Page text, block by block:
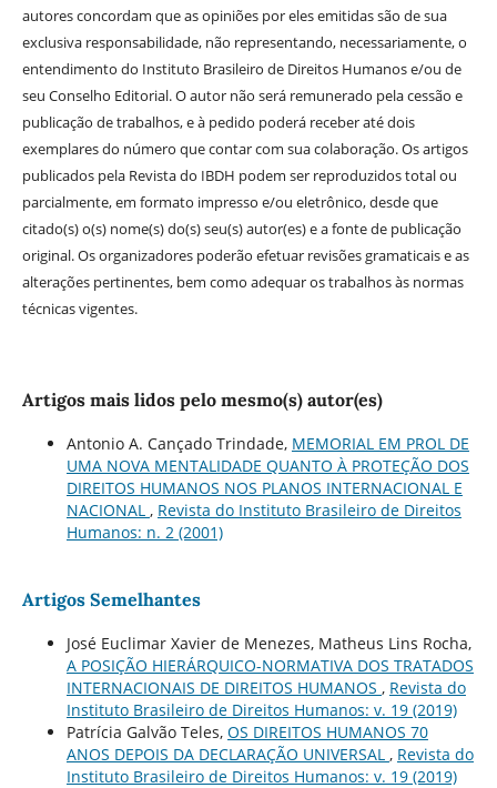
autores concordam que as opiniões por eles emitidas são de sua
exclusiva responsabilidade, não representando, necessariamente, o
entendimento do Instituto Brasileiro de Direitos Humanos e/ou de
seu Conselho Editorial. O autor não será remunerado pela cessão e
publicação de trabalhos, e à pedido poderá receber até dois
exemplares do número que contar com sua colaboração. Os artigos
publicados pela Revista do IBDH podem ser reproduzidos total ou
parcialmente, em formato impresso e/ou eletrônico, desde que
citado(s) o(s) nome(s) do(s) seu(s) autor(es) e a fonte de publicação
original. Os organizadores poderão efetuar revisões gramaticais e as
alterações pertinentes, bem como adequar os trabalhos às normas
técnicas vigentes.
Artigos mais lidos pelo mesmo(s) autor(es)
Antonio A. Cançado Trindade, MEMORIAL EM PROL DE
UMA NOVA MENTALIDADE QUANTO À PROTEÇÃO DOS
DIREITOS HUMANOS NOS PLANOS INTERNACIONAL E
NACIONAL , Revista do Instituto Brasileiro de Direitos
Humanos: n. 2 (2001)
Artigos Semelhantes
José Euclimar Xavier de Menezes, Matheus Lins Rocha,
A POSIÇÃO HIERÁRQUICO-NORMATIVA DOS TRATADOS
INTERNACIONAIS DE DIREITOS HUMANOS , Revista do
Instituto Brasileiro de Direitos Humanos: v. 19 (2019)
Patrícia Galvão Teles, OS DIREITOS HUMANOS 70
ANOS DEPOIS DA DECLARAÇÃO UNIVERSAL , Revista do
Instituto Brasileiro de Direitos Humanos: v. 19 (2019)